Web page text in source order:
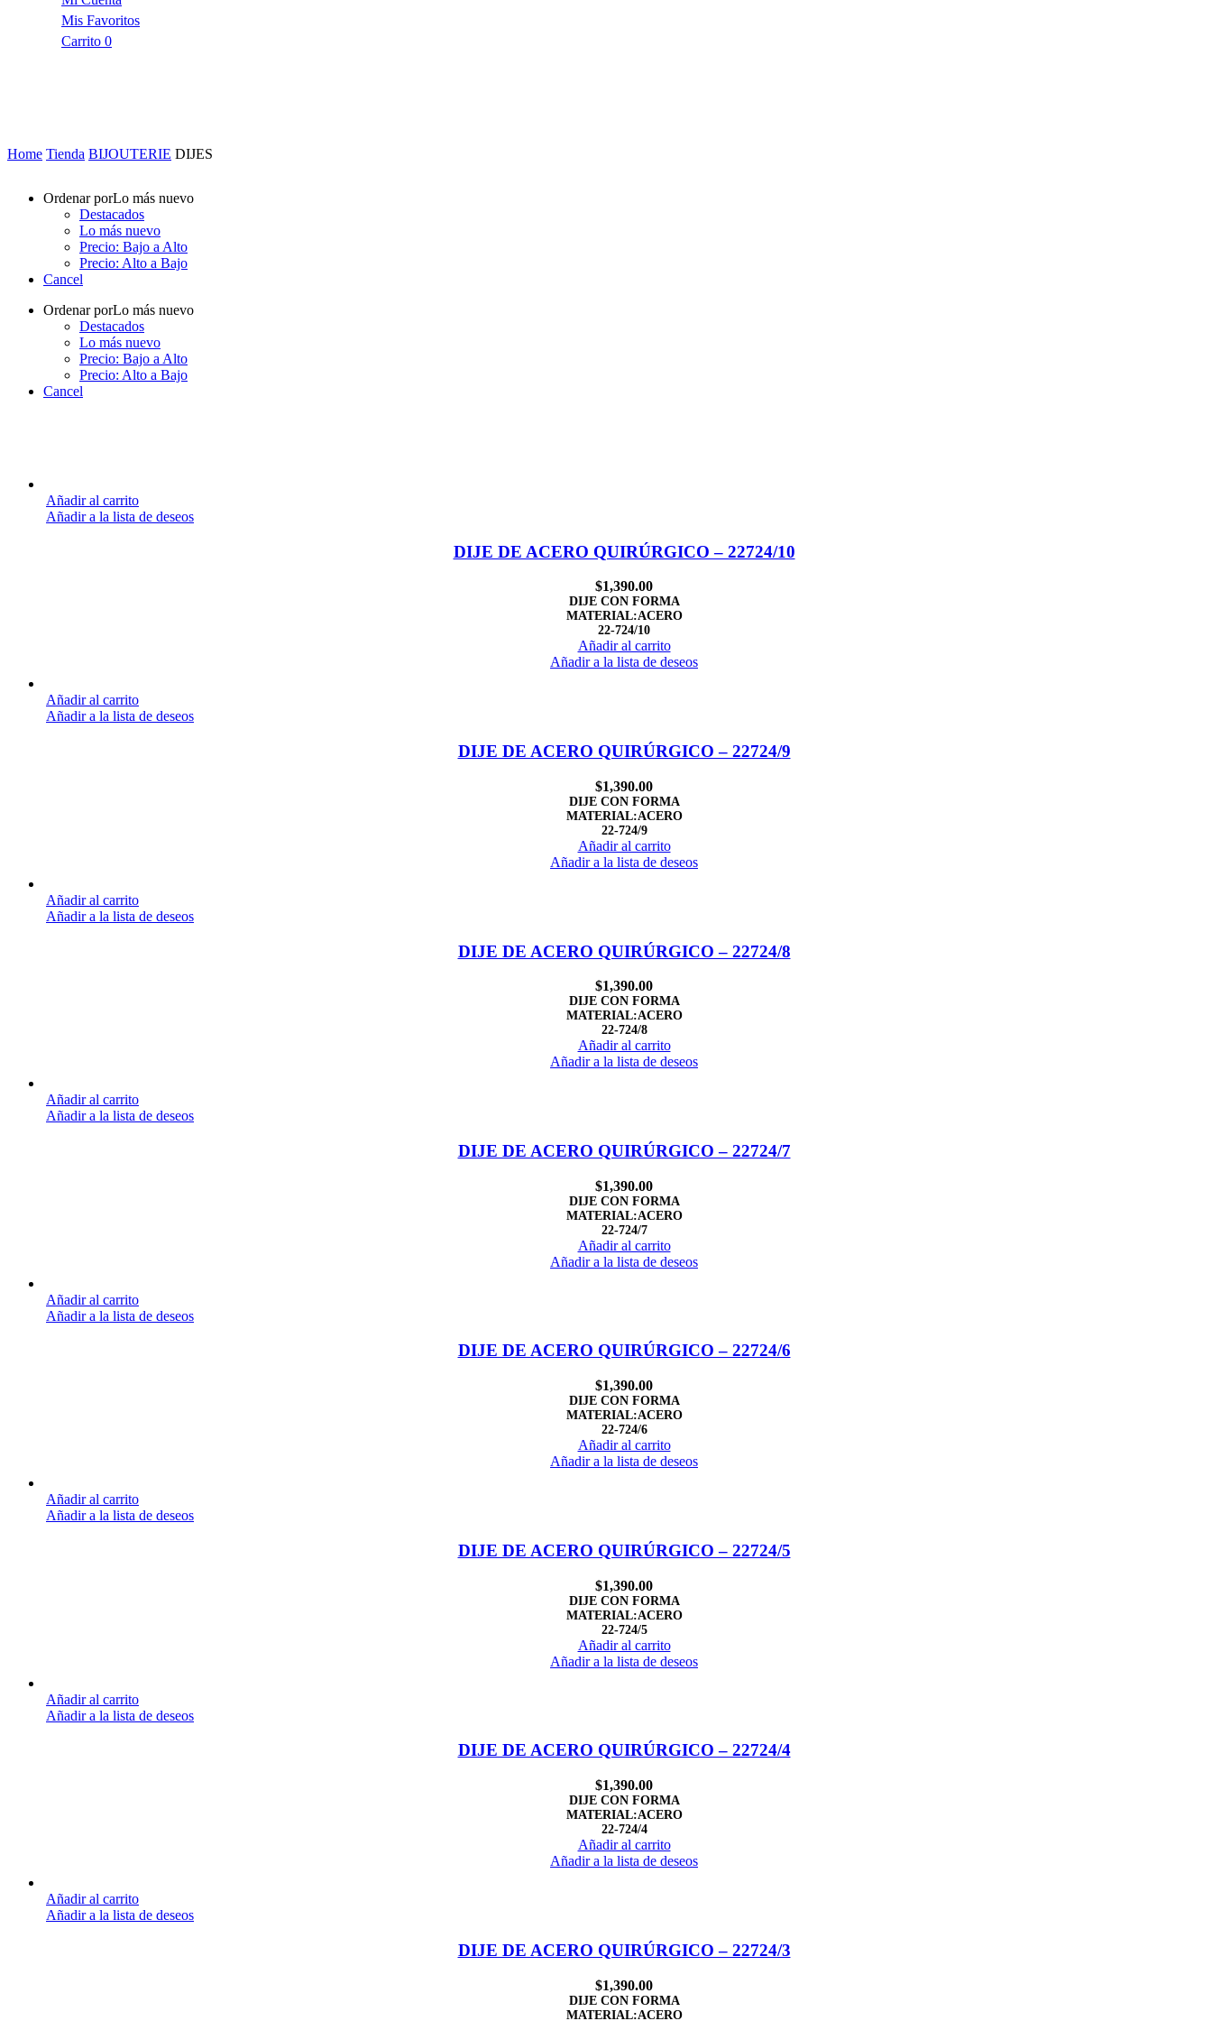
Mis Favoritos
Carrito 0
Home Tienda BIJOUTERIE DIJES
Ordenar porLo más nuevo
Destacados
Lo más nuevo
Precio: Bajo a Alto
Precio: Alto a Bajo
Cancel
Ordenar porLo más nuevo
Destacados
Lo más nuevo
Precio: Bajo a Alto
Precio: Alto a Bajo
Cancel
Añadir al carrito
Añadir a la lista de deseos
DIJE DE ACERO QUIRÚRGICO – 22724/10
$1,390.00
DIJE CON FORMA
MATERIAL:ACERO
22-724/10
Añadir al carrito
Añadir a la lista de deseos
Añadir al carrito
Añadir a la lista de deseos
DIJE DE ACERO QUIRÚRGICO – 22724/9
$1,390.00
DIJE CON FORMA
MATERIAL:ACERO
22-724/9
Añadir al carrito
Añadir a la lista de deseos
Añadir al carrito
Añadir a la lista de deseos
DIJE DE ACERO QUIRÚRGICO – 22724/8
$1,390.00
DIJE CON FORMA
MATERIAL:ACERO
22-724/8
Añadir al carrito
Añadir a la lista de deseos
Añadir al carrito
Añadir a la lista de deseos
DIJE DE ACERO QUIRÚRGICO – 22724/7
$1,390.00
DIJE CON FORMA
MATERIAL:ACERO
22-724/7
Añadir al carrito
Añadir a la lista de deseos
Añadir al carrito
Añadir a la lista de deseos
DIJE DE ACERO QUIRÚRGICO – 22724/6
$1,390.00
DIJE CON FORMA
MATERIAL:ACERO
22-724/6
Añadir al carrito
Añadir a la lista de deseos
Añadir al carrito
Añadir a la lista de deseos
DIJE DE ACERO QUIRÚRGICO – 22724/5
$1,390.00
DIJE CON FORMA
MATERIAL:ACERO
22-724/5
Añadir al carrito
Añadir a la lista de deseos
Añadir al carrito
Añadir a la lista de deseos
DIJE DE ACERO QUIRÚRGICO – 22724/4
$1,390.00
DIJE CON FORMA
MATERIAL:ACERO
22-724/4
Añadir al carrito
Añadir a la lista de deseos
Añadir al carrito
Añadir a la lista de deseos
DIJE DE ACERO QUIRÚRGICO – 22724/3
$1,390.00
DIJE CON FORMA
MATERIAL:ACERO